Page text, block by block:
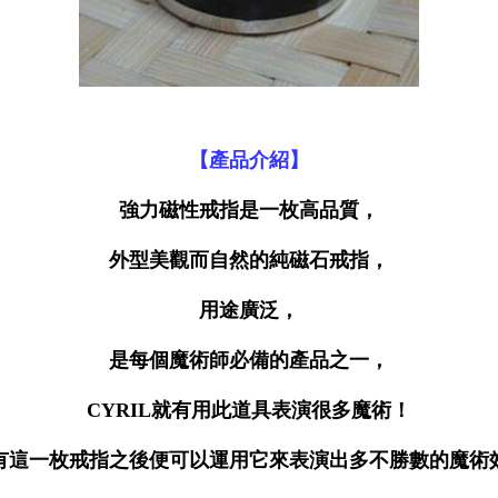
【產品介紹】
強力磁性戒指是一枚高品質，
外型美觀而自然的純磁石戒指，
用途廣泛，
是每個魔術師必備的產品之一，
CYRIL就有用此道具表演很多魔術！
這一枚戒指之後便可以運用它來表演出多不勝數的魔術